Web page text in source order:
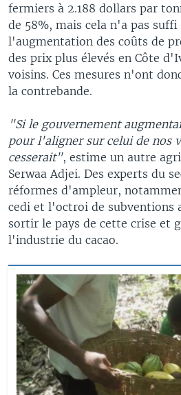
fermiers à 2.188 dollars par
de 58%, mais cela n'a pas suffi
l'augmentation des coûts de
des prix plus élevés en Côte
voisins. Ces mesures n'ont
la contrebande.
"Si le gouvernement
pour l'aligner sur celui de nos
cesserait", estime un autre
Serwaa Adjei. Des experts du
réformes d'ampleur,
cedi et l'octroi de subventions
sortir le pays de cette crise et
l'industrie du cacao.